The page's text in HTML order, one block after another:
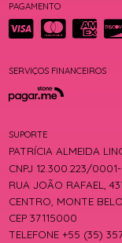
PAGAMENTO
SERVIÇOS FINANCEIROS
SUPORTE
PATRÍCIA ALMEIDA
CNPJ 12.300.223/
RUA JOÃO RAFAEL,
CENTRO, MONTE
CEP 37115000
TELEFONE +55 (35)